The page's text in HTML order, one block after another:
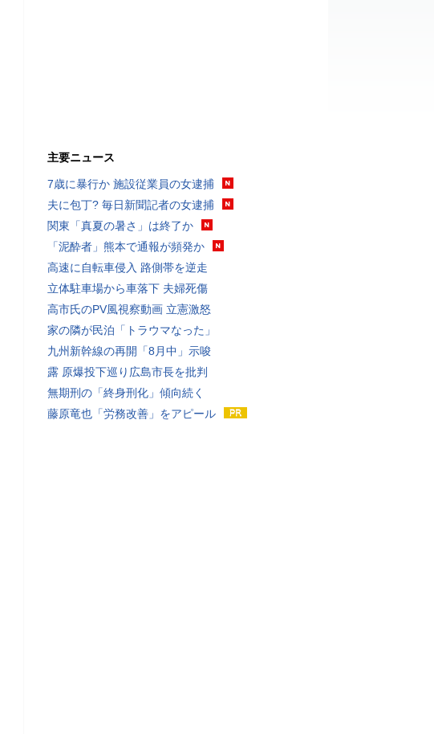
主要ニュース
7歳に暴行か 施設従業員の女逮捕
夫に包丁? 毎日新聞記者の女逮捕
関東「真夏の暑さ」は終了か
「泥酔者」熊本で通報が頻発か
高速に自転車侵入 路側帯を逆走
立体駐車場から車落下 夫婦死傷
高市氏のPV風視察動画 立憲激怒
家の隣が民泊「トラウマなった」
九州新幹線の再開「8月中」示唆
露 原爆投下巡り広島市長を批判
無期刑の「終身刑化」傾向続く
藤原竜也「労務改善」をアピール